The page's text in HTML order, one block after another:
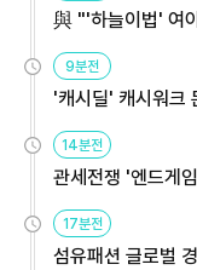
與 "'하늘이법' 여
9분전
'캐시딜' 캐시워크
14분전
관세전쟁 '엔드게
용해야
17분전
섬유패션 글로벌